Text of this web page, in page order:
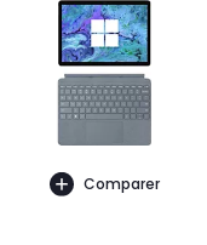
Comparer